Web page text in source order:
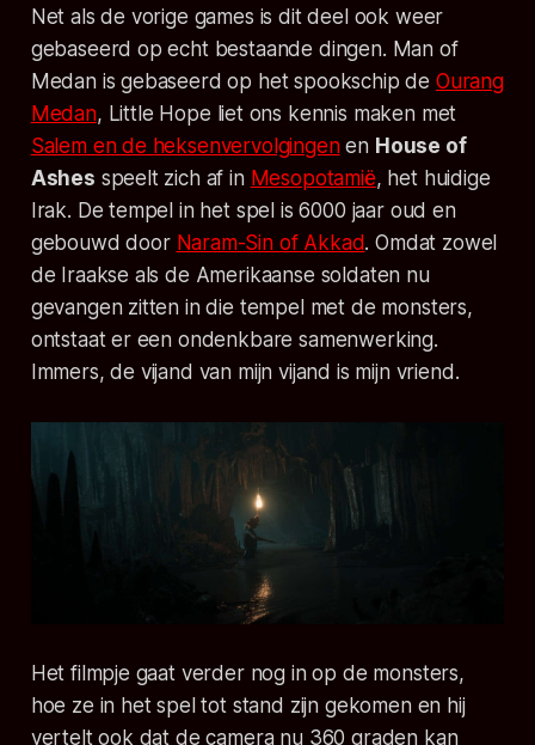
Net als de vorige games is dit deel ook weer
gebaseerd op echt bestaande dingen. Man of
Medanis gebaseerd op het spookschip de Ourang
Medan, Little Hope liet ons kennis maken met
Salem en de heksenvervolgingenen House of
Ashes speelt zich af in Mesopotamië, het huidige
Irak. De tempel in het spel is 6000 jaar oud en
gebouwd door Naram-Sin of Akkad. Omdat zowel
de Iraakse als de Amerikaanse soldaten nu
gevangen zitten in die tempel met de monsters,
ontstaat er een ondenkbare samenwerking.
Immers, de vijand van mijn vijand is mijn vriend.
Het filmpje gaat verder nog in op de monsters,
hoe ze in het spel tot stand zijn gekomen en hij
vertelt ook dat de camera nu 360 graden kan